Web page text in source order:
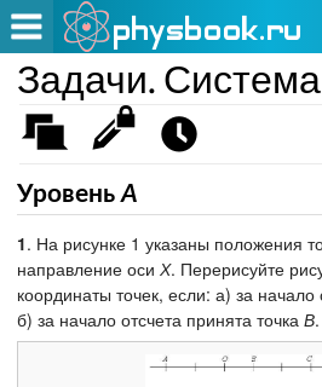
Задачи.
УровеньА
1. На рисунке 1 указаны положения
направление оси Х. Перерисуйте
координаты точек, если: а) за начало
б) за начало отсчета принята точка В.